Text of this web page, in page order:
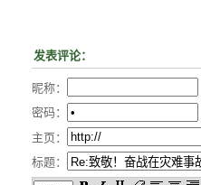
发表评论：
昵称：
密码：
主页：
标题：